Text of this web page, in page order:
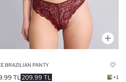
BRAZILIAN PANTY
209.99 TL
TL +1